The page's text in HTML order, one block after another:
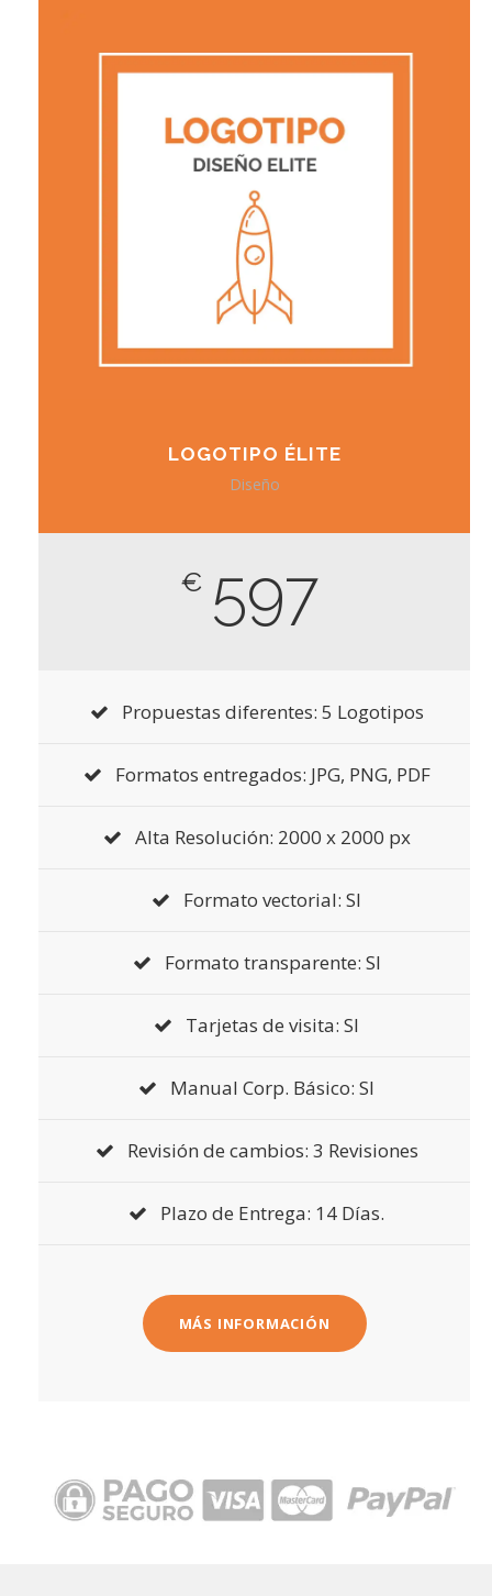
LOGOTIPO ÉLITE
Diseño
€ 597
Propuestas diferentes: 5 Logotipos
Formatos entregados: JPG, PNG, PDF
Alta Resolución: 2000 x 2000 px
Formato vectorial: SI
Formato transparente: SI
Tarjetas de visita: SI
Manual Corp. Básico: SI
Revisión de cambios: 3 Revisiones
Plazo de Entrega: 14 Días.
MÁS INFORMACIÓN